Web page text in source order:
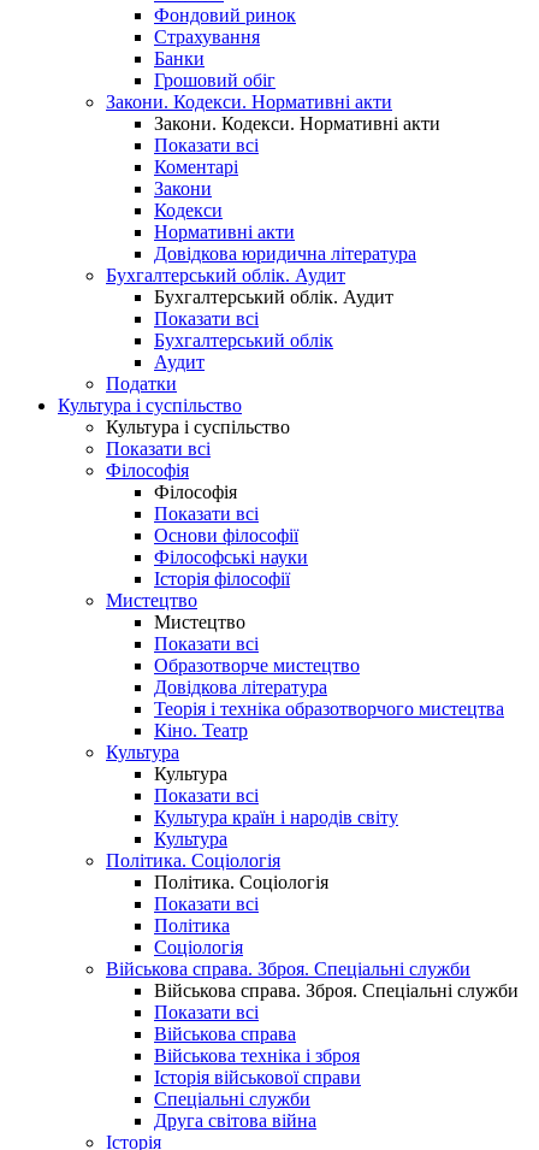
Фондовий ринок
Страхування
Банки
Грошовий обіг
Закони. Кодекси. Нормативні акти
Закони. Кодекси. Нормативні акти
Показати всі
Коментарі
Закони
Кодекси
Нормативні акти
Довідкова юридична література
Бухгалтерський облік. Аудит
Бухгалтерський облік. Аудит
Показати всі
Бухгалтерський облік
Аудит
Податки
Культура і суспільство
Культура і суспільство
Показати всі
Філософія
Філософія
Показати всі
Основи філософії
Філософські науки
Історія філософії
Мистецтво
Мистецтво
Показати всі
Образотворче мистецтво
Довідкова література
Теорія і техніка образотворчого мистецтва
Кіно. Театр
Культура
Культура
Показати всі
Культура країн і народів світу
Культура
Політика. Соціологія
Політика. Соціологія
Показати всі
Політика
Соціологія
Військова справа. Зброя. Спеціальні служби
Військова справа. Зброя. Спеціальні служби
Показати всі
Військова справа
Військова техніка і зброя
Історія військової справи
Спеціальні служби
Друга світова війна
Історія